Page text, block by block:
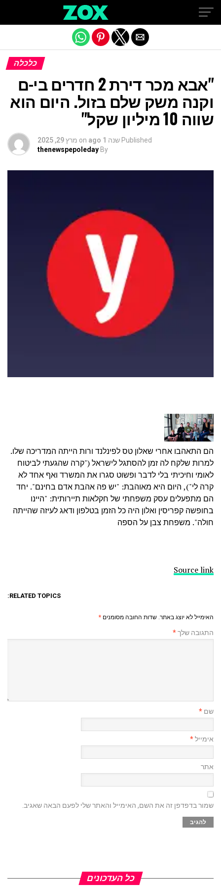
כלכלה
"אבא מכר דירת 2 חדרים בי-ם
וקנה משק שלם בזול. היום הוא
שווה 10 מיליון שקל"
Published שנה 1 ago on מרץ 29, 2025
By
thenewspepoleday
הם התאהבו אחרי שאלון טס לפינלנד ורות הייתה המדריכה שלו.
למרות שלקח לה זמן להסתגל לישראל ("קרה שהגעתי לביטוח
לאומי וחיכיתי בלי לדבר ופשוט סגרו את המשרד ואף אחד לא
קרה לי"), היום היא מאוהבת: "יש פה אהבת אדם בחינם". יחד
הם מתפעלים עסק משפחתי של חקלאות תיירותית: "היינו
בחופשה קפריסין ואלון היה כל הזמן בטלפון ודאג לעיזה שהייתה
חולה". משפחת צבן על הספה
Source link
RELATED TOPICS:
האימייל לא יוצג באתר. שדות החובה מסומנים *
התגובה שלך*
שם *
אימייל*
אתר
שמור בדפדפן זה את השם, האימייל והאתר שלי לפעם הבאה שאגיב.
כל העדכונים
Exit mobile version